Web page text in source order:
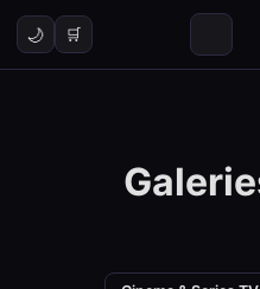
🛒
🌙